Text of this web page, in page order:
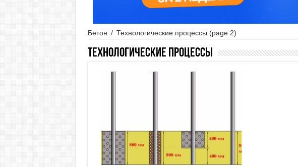
Бетон / Технологические процессы (page 2)
Технологические процессы